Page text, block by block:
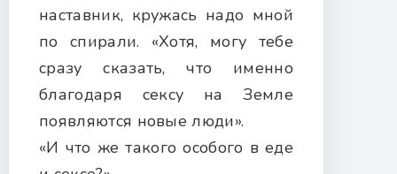
наставник, кружась надо мной
по спирали. «Хотя, могу тебе
сразу сказать, что именно
благодаря сексу на Земле
появляются новые люди».
«И что же такого особого в еде